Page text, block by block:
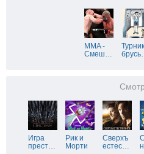
MMA -
Смеш…
брусь
Игра
прест…
Рик и
Морти
Сверхъ
естес…